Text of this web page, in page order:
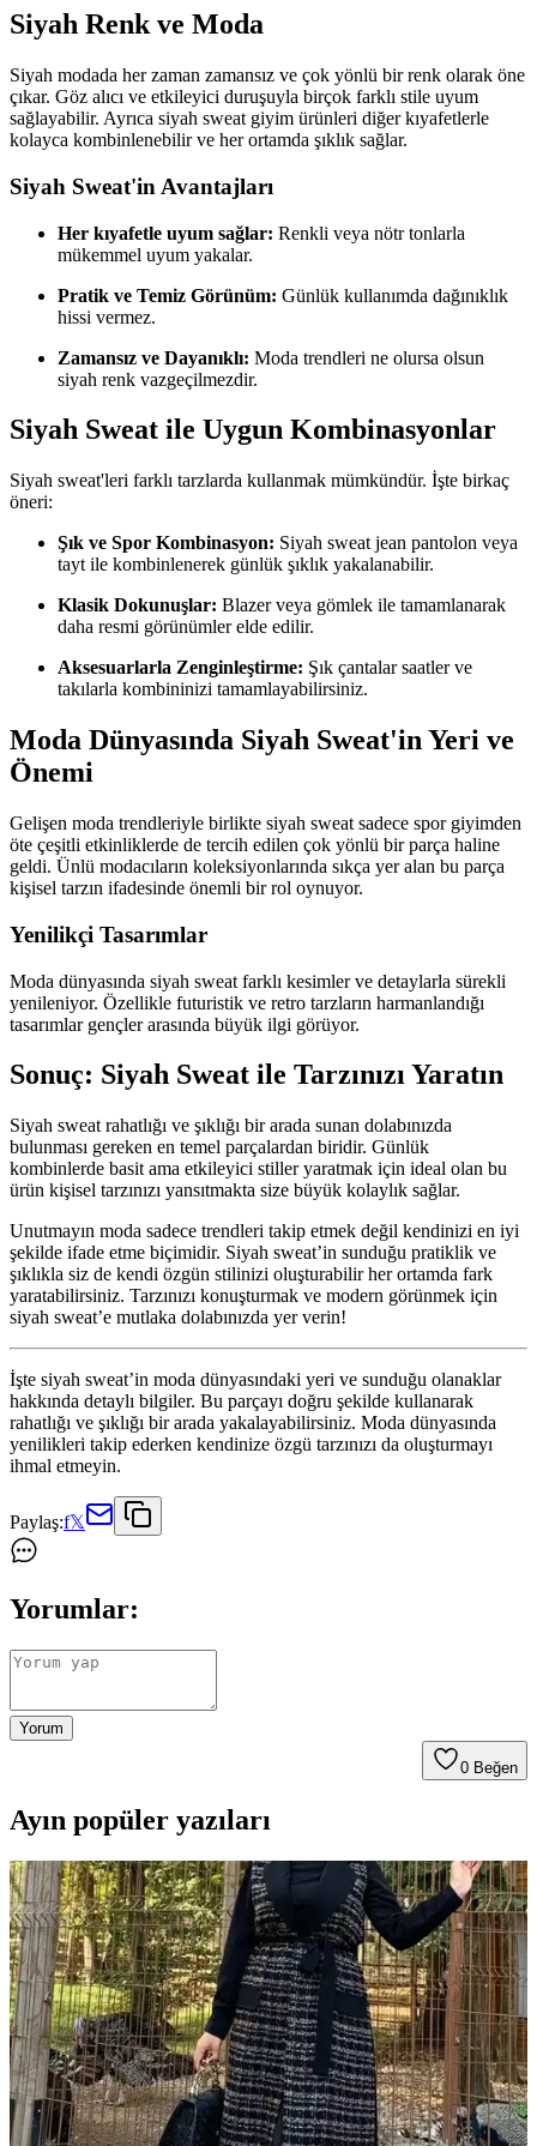
Siyah Renk ve Moda
Siyah modada her zaman zamansız ve çok yönlü bir renk olarak öne
çıkar. Göz alıcı ve etkileyici duruşuyla birçok farklı stile uyum
sağlayabilir. Ayrıca siyah sweat giyim ürünleri diğer kıyafetlerle
kolayca kombinlenebilir ve her ortamda şıklık sağlar.
Siyah Sweat'in Avantajları
Her kıyafetle uyum sağlar: Renkli veya nötr tonlarla
mükemmel uyum yakalar.
Pratik ve Temiz Görünüm: Günlük kullanımda dağınıklık
hissi vermez.
Zamansız ve Dayanıklı: Moda trendleri ne olursa olsun
siyah renk vazgeçilmezdir.
Siyah Sweat ile Uygun Kombinasyonlar
Siyah sweat'leri farklı tarzlarda kullanmak mümkündür. İşte birkaç
öneri:
Şık ve Spor Kombinasyon: Siyah sweat jean pantolon veya
tayt ile kombinlenerek günlük şıklık yakalanabilir.
Klasik Dokunuşlar: Blazer veya gömlek ile tamamlanarak
daha resmi görünümler elde edilir.
Aksesuarlarla Zenginleştirme: Şık çantalar saatler ve
takılarla kombininizi tamamlayabilirsiniz.
Moda Dünyasında Siyah Sweat'in Yeri ve
Önemi
Gelişen moda trendleriyle birlikte siyah sweat sadece spor giyimden
öte çeşitli etkinliklerde de tercih edilen çok yönlü bir parça haline
geldi. Ünlü modacıların koleksiyonlarında sıkça yer alan bu parça
kişisel tarzın ifadesinde önemli bir rol oynuyor.
Yenilikçi Tasarımlar
Moda dünyasında siyah sweat farklı kesimler ve detaylarla sürekli
yenileniyor. Özellikle futuristik ve retro tarzların harmanlandığı
tasarımlar gençler arasında büyük ilgi görüyor.
Sonuç: Siyah Sweat ile Tarzınızı Yaratın
Siyah sweat rahatlığı ve şıklığı bir arada sunan dolabınızda
bulunması gereken en temel parçalardan biridir. Günlük
kombinlerde basit ama etkileyici stiller yaratmak için ideal olan bu
ürün kişisel tarzınızı yansıtmakta size büyük kolaylık sağlar.
Unutmayın moda sadece trendleri takip etmek değil kendinizi en iyi
şekilde ifade etme biçimidir. Siyah sweat’in sunduğu pratiklik ve
şıklıkla siz de kendi özgün stilinizi oluşturabilir her ortamda fark
yaratabilirsiniz. Tarzınızı konuşturmak ve modern görünmek için
siyah sweat’e mutlaka dolabınızda yer verin!
İşte siyah sweat’in moda dünyasındaki yeri ve sunduğu olanaklar
hakkında detaylı bilgiler. Bu parçayı doğru şekilde kullanarak
rahatlığı ve şıklığı bir arada yakalayabilirsiniz. Moda dünyasında
yenilikleri takip ederken kendinize özgü tarzınızı da oluşturmayı
ihmal etmeyin.
Paylaş:f𝕏
Yorumlar:
Yorum
0 Beğen
Ayın popüler yazıları